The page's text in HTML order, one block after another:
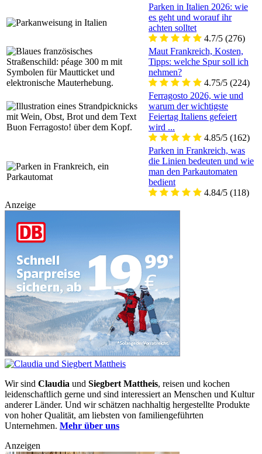
Parken in Italien 2026: wie
es geht und worauf ihr
achten solltet
4.7/5 (276)
Maut Frankreich, Kosten,
Tipps: welche Spur soll ich
nehmen?
4.75/5 (224)
Ferragosto 2026, wie und
warum der wichtigste
Feiertag Italiens gefeiert
wird ...
4.85/5 (162)
Parken in Frankreich, was
die Linien bedeuten und wie
man den Parkautomaten
bedient
4.84/5 (118)
Anzeige
Wir sind Claudia und Siegbert Mattheis, reisen und kochen
leidenschaftlich gerne und sind interessiert an Menschen und Kultur
anderer Länder. Und wir schätzen nachhaltig hergestellte Produkte
von hoher Qualität, am liebsten von familiengeführten
Unternehmen. Mehr über uns
Anzeigen